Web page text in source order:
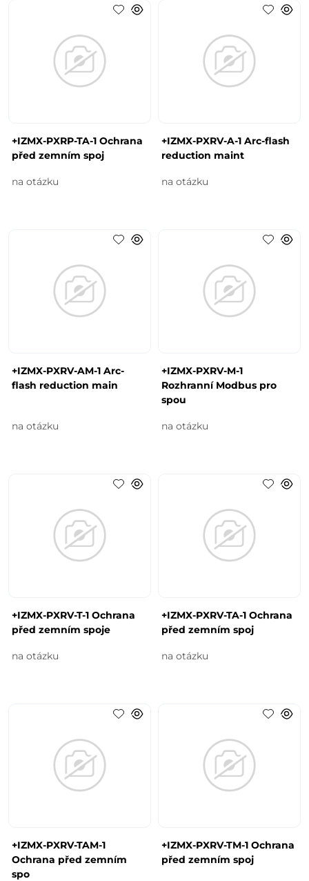
+IZMX-PXRP-TA-1 Ochrana
před zemním spoj
na otázku
+IZMX-PXRV-A-1 Arc-flash
reduction maint
na otázku
+IZMX-PXRV-AM-1 Arc-
flash reduction main
na otázku
+IZMX-PXRV-M-1
Rozhranní Modbus pro
spou
na otázku
+IZMX-PXRV-T-1 Ochrana
před zemním spoje
na otázku
+IZMX-PXRV-TA-1 Ochrana
před zemním spoj
na otázku
+IZMX-PXRV-TAM-1
Ochrana před zemním
spo
+IZMX-PXRV-TM-1 Ochrana
před zemním spoj